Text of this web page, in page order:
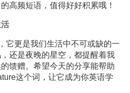
高频短语，值得好好积累哦！
它更是我们生活中不可或缺的一
还是夜晚的星空，都提醒着我
馈赠。希望今天的分享能帮助
这个词，让它成为你英语学